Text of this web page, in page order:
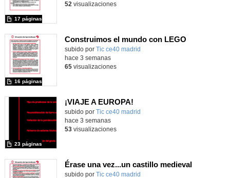
17 páginas
52 visualizaciones
Construimos el mundo con LEGO
subido por Tic ce40 madrid
16 páginas
hace 3 semanas
65visualizaciones
¡VIAJE A EUROPA!
subido por Tic ce40 madrid
23 páginas
hace 3 semanas
53visualizaciones
Érase una vez...un castillo medieval
subido por Tic ce40 madrid